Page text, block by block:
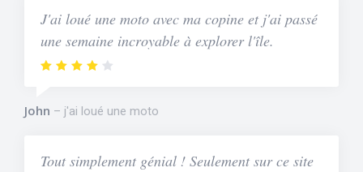
J'ai loué une moto avec ma copine et j'ai passé
une semaine incroyable à explorer l'île.
John j'ai loué une moto
Tout simplement génial ! Seulement sur ce site